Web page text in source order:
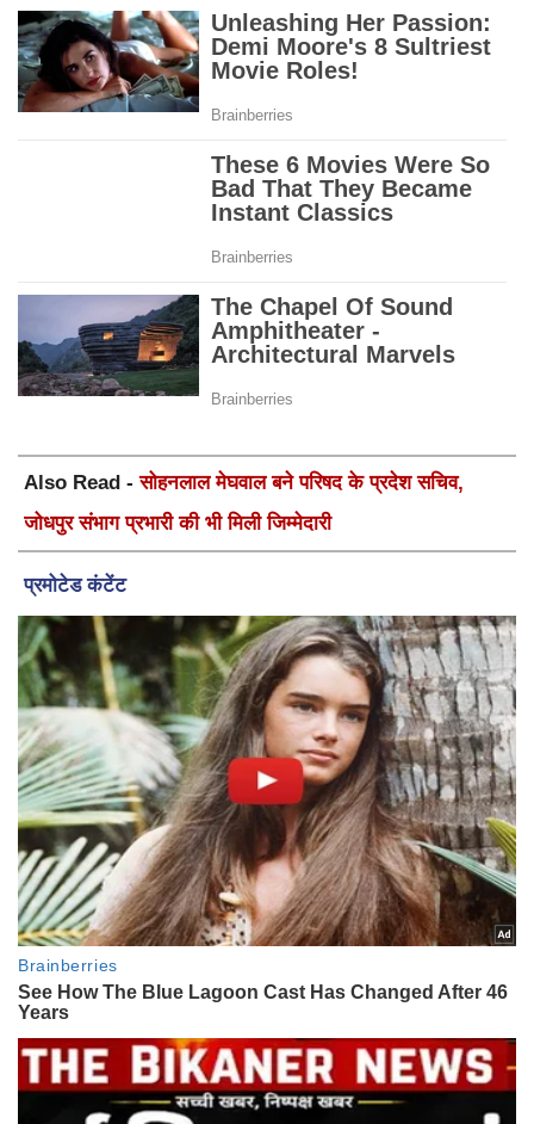
Also Read -सोहनलाल मेघवाल बने परिषद के प्रदेश सचिव,
जोधपुर संभाग प्रभारी की भी मिली जिम्मेदारी